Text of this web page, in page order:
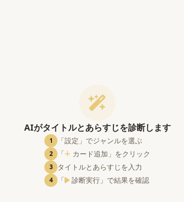
AIがタイトルとあらすじを診断します
1 「設定」でジャンルを選ぶ
2 「 カード追加」をクリック
3 タイトルとあらすじを入力
4 「 診断実行」で結果を確認